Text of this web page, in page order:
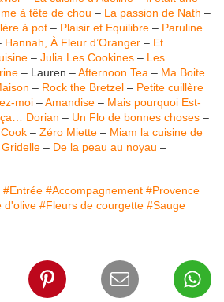
à tête de chou – La passion de Nath –
à pot – Plaisir et Equilibre – Paruline
Hannah, À Fleur d’Oranger – Et
– Julia Les Cookines – Les
– Lauren –Afternoon Tea – Ma Boite
– Rock the Bretzel – Petite cuillère
moi –Amandise – Mais pourquoi Est-
Dorian – Un Flo de bonnes choses –
– Zéro Miette – Miam la cuisine de
– De la peau au noyau –
#Entrée #Accompagnement #Provence
d'olive #Fleurs de courgette #Sauge